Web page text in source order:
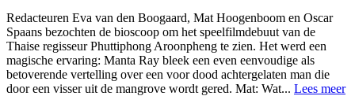
Redacteuren Eva van den Boogaard, Mat Hoogenboom en Oscar
Spaans bezochten de bioscoop om het speelfilmdebuut van de
Thaise regisseur Phuttiphong Aroonpheng te zien. Het werd een
magische ervaring: Manta Ray bleek een even eenvoudige als
betoverende vertelling over een voor dood achtergelaten man die
door een visser uit de mangrove wordt gered. Mat: Wat... Lees meer